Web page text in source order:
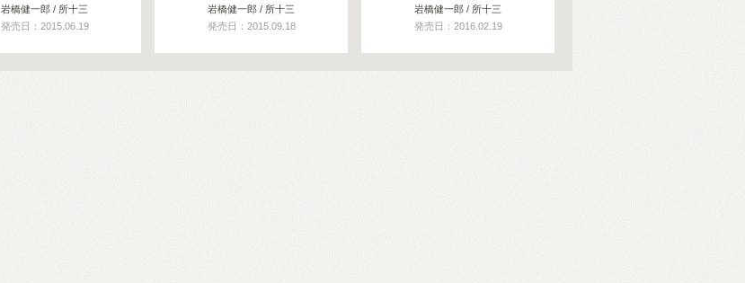
岩橋健一郎 / 所十三
発売日：2015.06.19
岩橋健一郎 / 所十三
発売日：2015.09.18
岩橋健一郎 / 所十三
発売日：2016.02.19